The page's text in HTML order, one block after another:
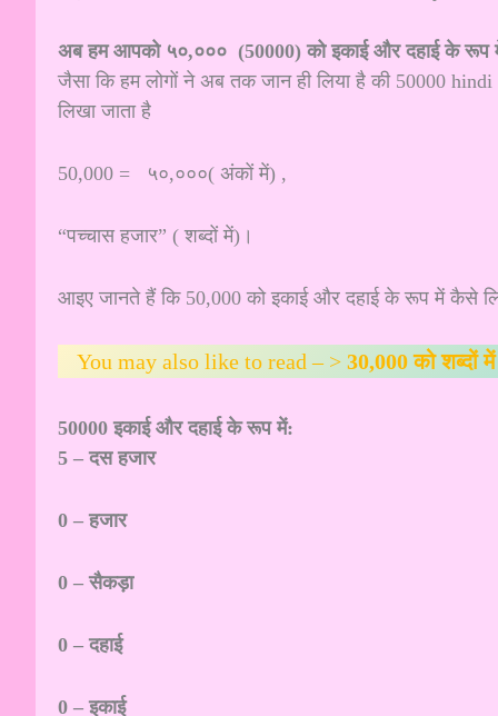
अब हम आपको ५०,००० (50000) को इकाई और दहाई के रूप
जैसा कि हम लोगों ने अब तक जान ही लिया है की 50000
लिखा जाता है
50,000 = ५०,०००( अंकों में) ,
“पच्चास हजार” ( शब्दों में)।
आइए जानते हैं कि 50,000 को इकाई और दहाई के रूप में कैसे
You may also like to read – > 30,000 को शब्दों
50000 इकाई और दहाई के रूप में:
5 – दस हजार
0 – हजार
0 – सैकड़ा
0 – दहाई
0 – इकाई